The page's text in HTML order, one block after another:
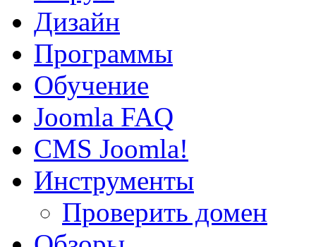
Дизайн
Программы
Обучение
Joomla FAQ
CMS Joomla!
Инструменты
Проверить домен